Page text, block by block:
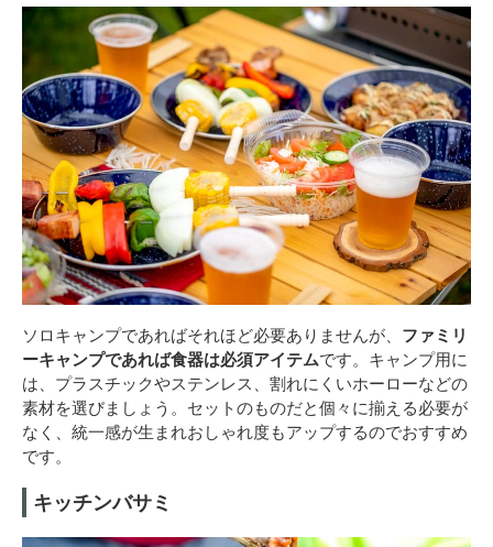
ソロキャンプであればそれほど必要ありませんが、 ファミリ
ーキャンプであれば食器は必須アイテムです。キャンプ用に
は、プラスチックやステンレス、割れにくいホーローなどの
素材を選びましょう。セットのものだと個々に揃える必要が
なく、統一感が生まれおしゃれ度もアップするのでおすすめ
です。
キッチンバサミ